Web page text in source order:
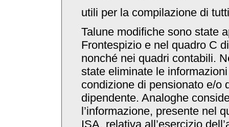
utili per la compilazione di
Talune modifiche sono state
Frontespizio e nel quadro C
nonché nei quadri contabili.
state eliminate le
condizione di pensionato e/o
dipendente. Analoghe
l’informazione, presente nel
ISA, relativa all’esercizio